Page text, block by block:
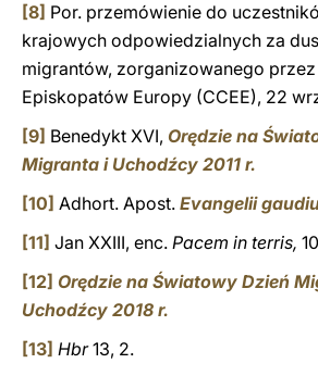
[8] Por. przemówienie do
krajowych odpowiedzialnych za
migrantów, zorganizowanego
Episkopatów Europy (CCEE), 22
[9] Benedykt XVI, Orędzie na
Migranta i Uchodźcy 2011 r.
[10] Adhort. Apost. Evangelii
[11] Jan XXIII, enc. Pacem in terris,
[12] Orędzie na Światowy Dzień
Uchodźcy 2018 r.
[13] Hbr13, 2.